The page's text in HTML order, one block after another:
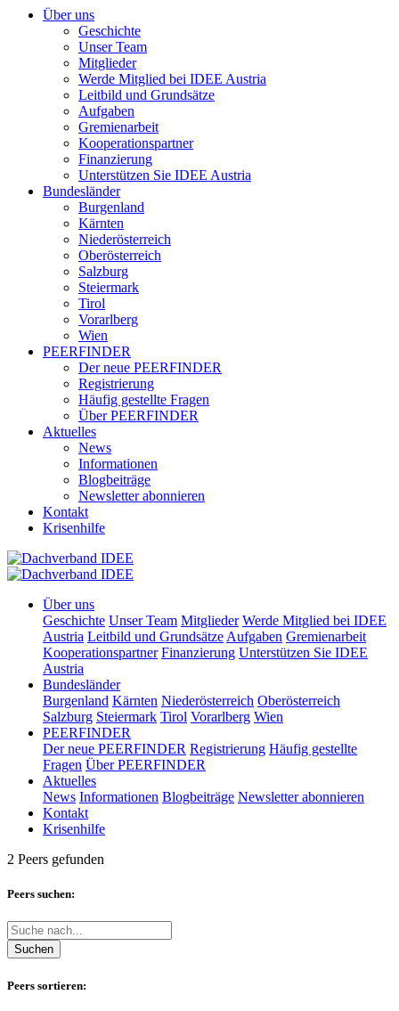
Über uns
Geschichte
Unser Team
Mitglieder
Werde Mitglied bei IDEE Austria
Leitbild und Grundsätze
Aufgaben
Gremienarbeit
Kooperationspartner
Finanzierung
Unterstützen Sie IDEE Austria
Bundesländer
Burgenland
Kärnten
Niederösterreich
Oberösterreich
Salzburg
Steiermark
Tirol
Vorarlberg
Wien
PEERFINDER
Der neue PEERFINDER
Registrierung
Häufig gestellte Fragen
Über PEERFINDER
Aktuelles
News
Informationen
Blogbeiträge
Newsletter abonnieren
Kontakt
Krisenhilfe
Über uns
Geschichte Unser Team Mitglieder Werde Mitglied bei IDEE
Austria Leitbild und Grundsätze Aufgaben Gremienarbeit
Kooperationspartner Finanzierung Unterstützen Sie IDEE
Austria
Bundesländer
Burgenland Kärnten Niederösterreich Oberösterreich
Salzburg Steiermark Tirol Vorarlberg Wien
PEERFINDER
Der neue PEERFINDER Registrierung Häufig gestellte
Fragen Über PEERFINDER
Aktuelles
News Informationen Blogbeiträge Newsletter abonnieren
Kontakt
Krisenhilfe
2 Peers gefunden
Peers suchen:
Suchen
Peers sortieren: